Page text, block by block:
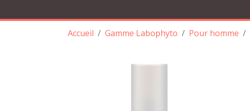
Accueil Gamme Labophyto Pour homme